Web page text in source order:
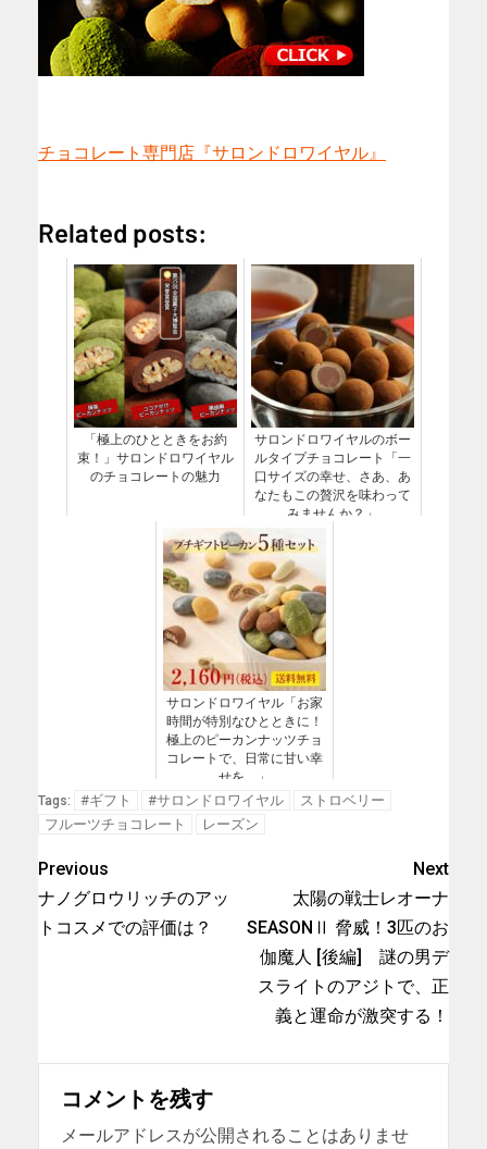
チョコレート専門店『サロンドロワイヤル』
Related posts:
「極上のひとときをお約
束！」サロンドロワイヤル
のチョコレートの魅力
サロンドロワイヤルのボー
ルタイプチョコレート「一
口サイズの幸せ、さあ、あ
なたもこの贅沢を味わって
みませんか？」
サロンドロワイヤル「お家
時間が特別なひとときに！
極上のピーカンナッツチョ
コレートで、日常に甘い幸
せを。」
Tags:
#ギフト #サロンドロワイヤル
ストロベリー
フルーツチョコレート
レーズン
Previous
ナノグロウリッチのアッ
トコスメでの評価は？
Next
太陽の戦士レオーナ
SEASONⅡ 脅威！3匹のお
伽魔人 [後編] 謎の男デ
スライトのアジトで、正
義と運命が激突する！
コメントを残す
メールアドレスが公開されることはありませ